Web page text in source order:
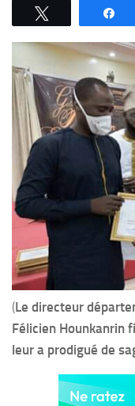
(Le directeur
Félicien Hounkanrin
leur a prodigué de